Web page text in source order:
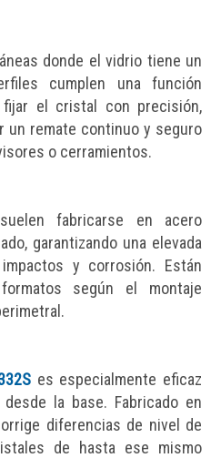
donde el vidrio tiene un
cumplen una función
el cristal con precisión,
un remate continuo y seguro
o cerramientos.
fabricarse en acero
garantizando una elevada
y corrosión. Están
según el montaje
es especialmente eficaz
la base. Fabricado en
diferencias de nivel de
de hasta ese mismo